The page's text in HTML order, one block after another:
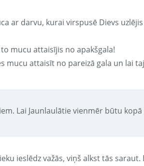
ar darvu, kurai virspusē Dievs
mucu attaisījis no apakšgala!
mucu attaisīt no pareizā gala un lai
Lai Jaunlaulātie vienmēr būtu
ieslēdz važās, viņš alkst tās